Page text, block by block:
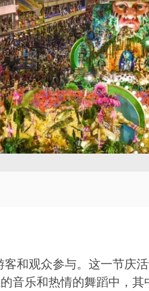
TVU
TVU
TVU
管控系统
TVU Search
TVU
和观众参与。这一节庆
音乐和热情的舞蹈中，